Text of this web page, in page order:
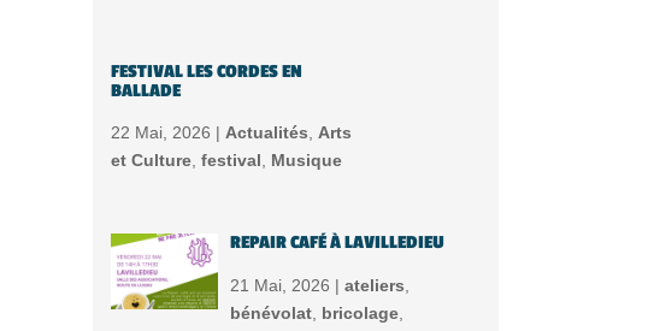
FESTIVAL LES CORDES EN
BALLADE
22 Mai, 2026 | Actualités, Arts
et Culture, festival, Musique
REPAIR CAFÉ À LAVILLEDIEU
21 Mai, 2026 | ateliers
bénévolat, bricolage,